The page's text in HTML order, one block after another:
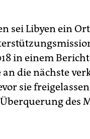
sei Libyen ein
in einem
die nächste
sie
des